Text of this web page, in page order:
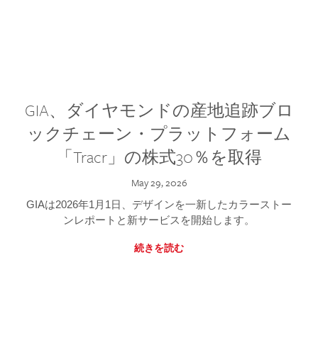
GIA、ダイヤモンドの産地追跡ブロ
ックチェーン・プラットフォーム
「Tracr」の株式30％を取得
May 29, 2026
GIAは2026年1月1日、デザインを一新したカラーストー
ンレポートと新サービスを開始します。
続きを読む